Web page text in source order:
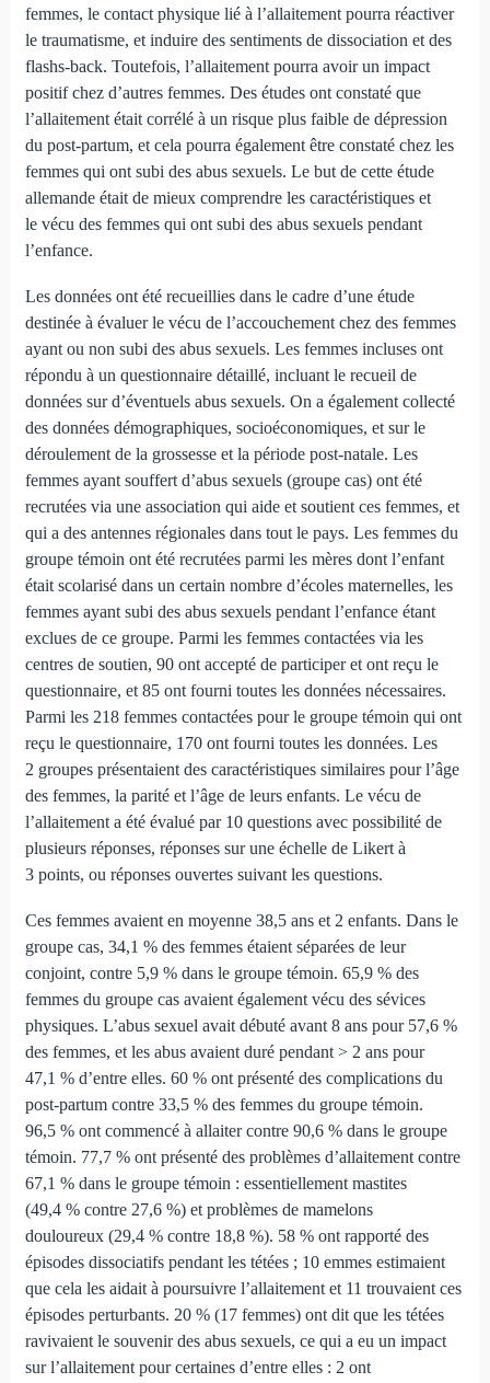
femmes, le contact physique lié à l’allaitement pourra réactiver
le traumatisme, et induire des sentiments de dissociation et des
flashs-back. Toutefois, l’allaitement pourra avoir un impact
positif chez d’autres femmes. Des études ont constaté que
l’allaitement était corrélé à un risque plus faible de dépression
du post-partum, et cela pourra également être constaté chez les
femmes qui ont subi des abus sexuels. Le but de cette étude
allemande était de mieux comprendre les caractéristiques et
le vécu des femmes qui ont subi des abus sexuels pendant
l’enfance.
Les données ont été recueillies dans le cadre d’une étude
destinée à évaluer le vécu de l’accouchement chez des femmes
ayant ou non subi des abus sexuels. Les femmes incluses ont
répondu à un questionnaire détaillé, incluant le recueil de
données sur d’éventuels abus sexuels. On a également collecté
des données démographiques, socioéconomiques, et sur le
déroulement de la grossesse et la période post-natale. Les
femmes ayant souffert d’abus sexuels (groupe cas) ont été
recrutées via une association qui aide et soutient ces femmes, et
qui a des antennes régionales dans tout le pays. Les femmes du
groupe témoin ont été recrutées parmi les mères dont l’enfant
était scolarisé dans un certain nombre d’écoles maternelles, les
femmes ayant subi des abus sexuels pendant l’enfance étant
exclues de ce groupe. Parmi les femmes contactées via les
centres de soutien, 90 ont accepté de participer et ont reçu le
questionnaire, et 85 ont fourni toutes les données nécessaires.
Parmi les 218 femmes contactées pour le groupe témoin qui ont
reçu le questionnaire, 170 ont fourni toutes les données. Les
2 groupes présentaient des caractéristiques similaires pour l’âge
des femmes, la parité et l’âge de leurs enfants. Le vécu de
l’allaitement a été évalué par 10 questions avec possibilité de
plusieurs réponses, réponses sur une échelle de Likert à
3 points, ou réponses ouvertes suivant les questions.
Ces femmes avaient en moyenne 38,5 ans et 2 enfants. Dans le
groupe cas, 34,1 % des femmes étaient séparées de leur
conjoint, contre 5,9 % dans le groupe témoin. 65,9 % des
femmes du groupe cas avaient également vécu des sévices
physiques. L’abus sexuel avait débuté avant 8 ans pour 57,6 %
des femmes, et les abus avaient duré pendant > 2 ans pour
47,1 % d’entre elles. 60 % ont présenté des complications du
post-partum contre 33,5 % des femmes du groupe témoin.
96,5 % ont commencé à allaiter contre 90,6 % dans le groupe
témoin. 77,7 % ont présenté des problèmes d’allaitement contre
67,1 % dans le groupe témoin : essentiellement mastites
(49,4 % contre 27,6 %) et problèmes de mamelons
douloureux (29,4 % contre 18,8 %). 58 % ont rapporté des
épisodes dissociatifs pendant les tétées ; 10 emmes estimaient
que cela les aidait à poursuivre l’allaitement et 11 trouvaient ces
épisodes perturbants. 20 % (17 femmes) ont dit que les tétées
ravivaient le souvenir des abus sexuels, ce qui a eu un impact
sur l’allaitement pour certaines d’entre elles : 2 ont